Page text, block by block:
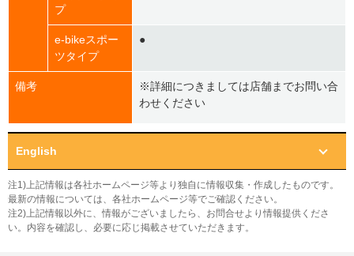
プ
e-bikeスポー
ツタイプ
●
備考
※詳細につきましては店舗までお問い合
わせください
English
注1)上記情報は各社ホームページ等より独自に情報収集・作成したものです。
最新の情報については、各社ホームページ等でご確認ください。
注2)上記情報以外に、情報がございましたら、お問合せより情報提供くださ
い。内容を確認し、必要に応じ掲載させていただきます。